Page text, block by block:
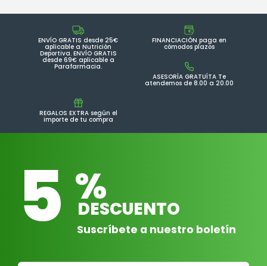
ENVÍO GRATIS desde 25€
aplicable a Nutrición
Deportiva. ENVÍO GRATIS
desde 69€ aplicable a
Parafarmacia.
FINANCIACIÓN paga en
cómodos plazos
ASESORÍA GRATUÍTA Te
atendemos de 8.00 a 20.00
REGALOS EXTRA según el
importe de tu compra
5 %
DESCUENTO
Suscríbete a nuestro boletín